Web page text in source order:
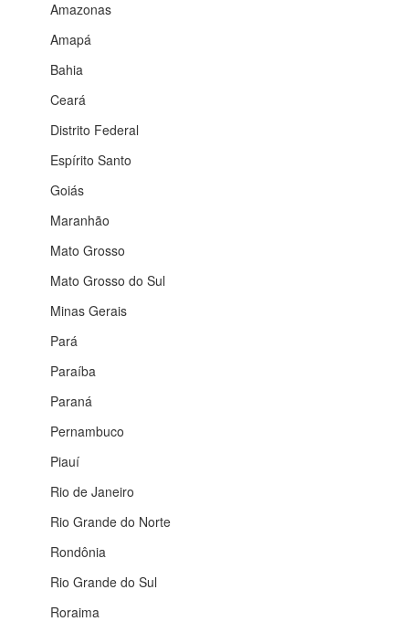
Amazonas
Amapá
Bahia
Ceará
Distrito Federal
Espírito Santo
Goiás
Maranhão
Mato Grosso
Mato Grosso do Sul
Minas Gerais
Pará
Paraíba
Paraná
Pernambuco
Piauí
Rio de Janeiro
Rio Grande do Norte
Rondônia
Rio Grande do Sul
Roraima